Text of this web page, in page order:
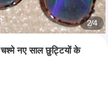
2/4
चश्मे नए साल छुट्टियों के